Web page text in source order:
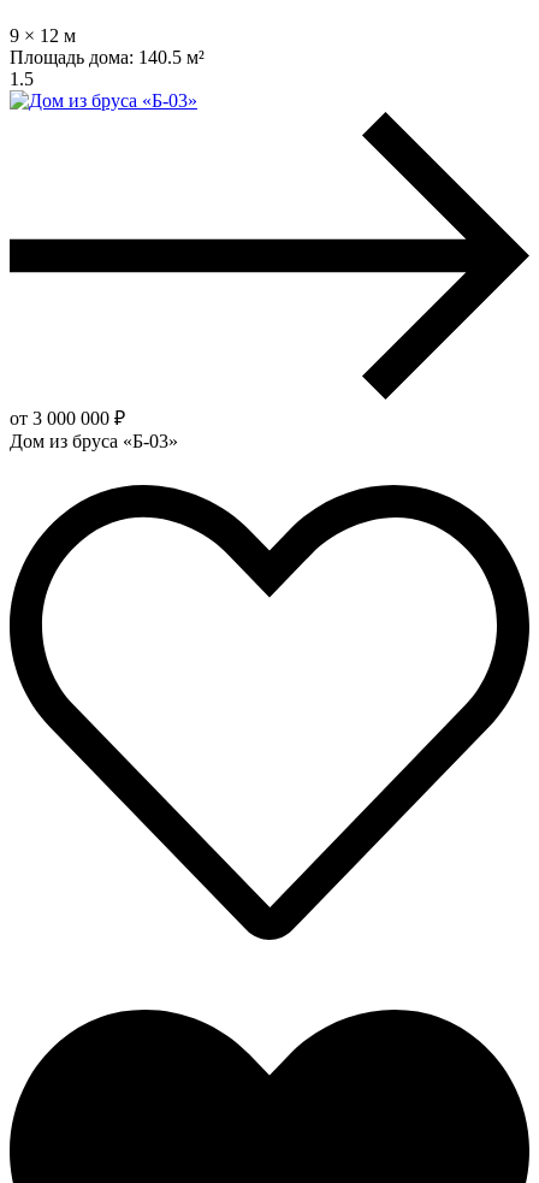
9 × 12 м
Площадь дома: 140.5 м²
1.5
от 3 000 000 ₽
Дом из бруса «Б-03»